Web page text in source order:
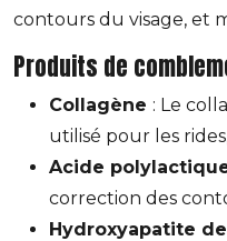
contours du visage, et
Produits de
Collagène : Le
utilisé pour les
Acide
correction des
Hydroxyapatite